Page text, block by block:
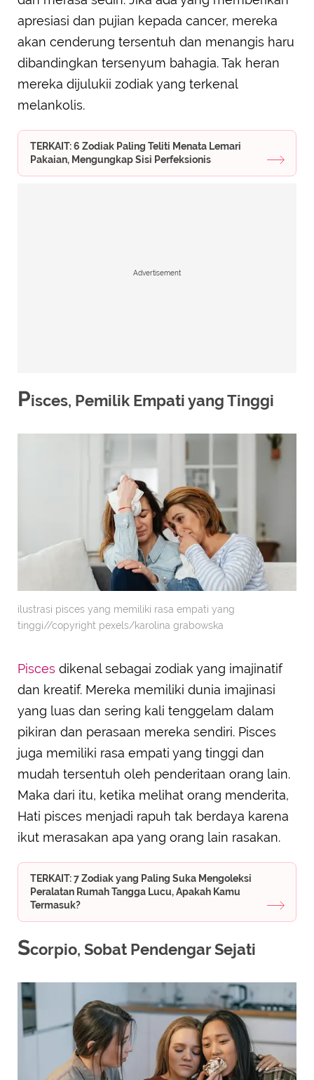
apresiasi dan pujian kepada cancer, mereka
akan cenderung tersentuh dan menangis haru
dibandingkan tersenyum bahagia. Tak heran
mereka dijulukii zodiak yang terkenal
melankolis.
TERKAIT: 6 Zodiak Paling Teliti Menata Lemari
Pakaian, Mengungkap Sisi Perfeksionis
Advertisement
Pisces, Pemilik Empati yang Tinggi
ilustrasi pisces yang memiliki rasa empati yang
tinggi//copyright pexels/karolina grabowska
Pisces dikenal sebagai zodiak yang imajinatif
dan kreatif. Mereka memiliki dunia imajinasi
yang luas dan sering kali tenggelam dalam
pikiran dan perasaan mereka sendiri. Pisces
juga memiliki rasa empati yang tinggi dan
mudah tersentuh oleh penderitaan orang lain.
Maka dari itu, ketika melihat orang menderita,
Hati pisces menjadi rapuh tak berdaya karena
ikut merasakan apa yang orang lain rasakan.
TERKAIT: 7 Zodiak yang Paling Suka Mengoleksi
Peralatan Rumah Tangga Lucu, Apakah Kamu
Termasuk?
Scorpio, Sobat Pendengar Sejati